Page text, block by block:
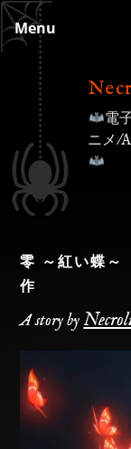
Skip
to
content
Menu
電
ニメ/
零 ～紅い蝶～
作
A story by